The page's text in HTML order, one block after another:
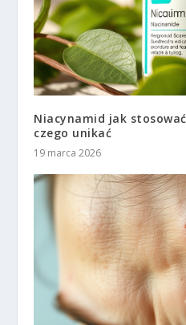
Niacynamid jak
czego unikać
19 marca 2026